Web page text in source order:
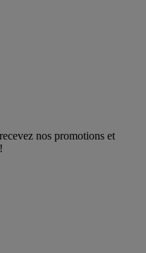
nos promotions et